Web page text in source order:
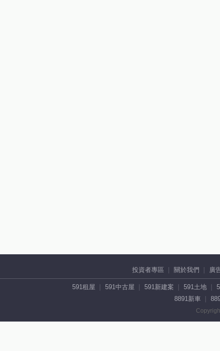
投資者專區 關於我們 廣
591租屋 591中古屋 591新建案 591土地
8891新車